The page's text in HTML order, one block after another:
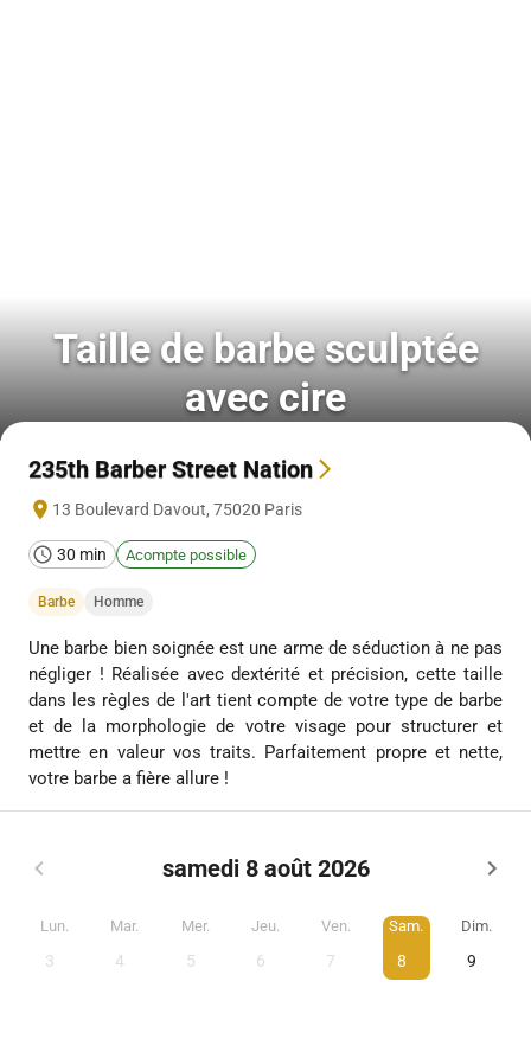
Taille de barbe sculptée
avec cire
235th Barber Street Nation
13 Boulevard Davout, 75020 Paris
30 min Acompte possible
Barbe Homme
Une barbe bien soignée est une arme de séduction à ne pas
négliger ! Réalisée avec dextérité et précision, cette taille
dans les règles de l'art tient compte de votre type de barbe
et de la morphologie de votre visage pour structurer et
mettre en valeur vos traits. Parfaitement propre et nette,
votre barbe a fière allure !
samedi 8 août 2026
Lun.
3
Mar.
4
Mer.
5
Jeu.
6
Ven.
7
Sam.
8
Dim.
9